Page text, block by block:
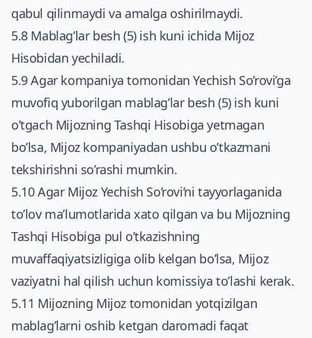
qabul qilinmaydi va amalga oshirilmaydi.
5.8 Mablag’lar besh (5) ish kuni ichida Mijoz
Hisobidan yechiladi.
5.9 Agar kompaniya tomonidan Yechish So’rovi’ga
muvofiq yuborilgan mablag’lar besh (5) ish kuni
o’tgach Mijozning Tashqi Hisobiga yetmagan
bo’lsa, Mijoz kompaniyadan ushbu o’tkazmani
tekshirishni so’rashi mumkin.
5.10 Agar Mijoz Yechish So’rovi’ni tayyorlaganida
to’lov ma’lumotlarida xato qilgan va bu Mijozning
Tashqi Hisobiga pul o’tkazishning
muvaffaqiyatsizligiga olib kelgan bo’lsa, Mijoz
vaziyatni hal qilish uchun komissiya to’lashi kerak.
5.11 Mijozning Mijoz tomonidan yotqizilgan
mablag’larni oshib ketgan daromadi faqat